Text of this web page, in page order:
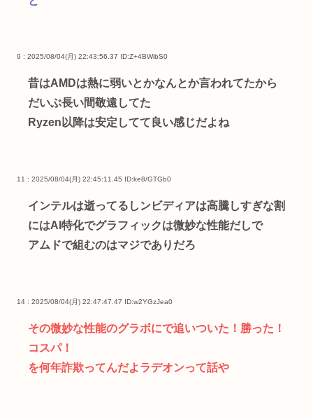
9 : 2025/08/04(月) 22:43:56.37 ID:Z+4BWibS0
昔はAMDは熱に弱いとかなんとか言われてたから
だいぶ長い間敬遠してた
Ryzen以降は安定してて良い感じだよね
11 : 2025/08/04(月) 22:45:11.45 ID:ke8/GTGb0
インテルは逝ってるしンビディアは高騰しすぎな割
にはAI特化でグラフィックは微妙な性能だしで
アムドで組むのはマジでありだろ
14 : 2025/08/04(月) 22:47:47.47 ID:w2YGzJea0
その微妙な性能のグラボにで追いついた！勝った！
コスパ！
を何年詐欺ってんだよラデオンって話や